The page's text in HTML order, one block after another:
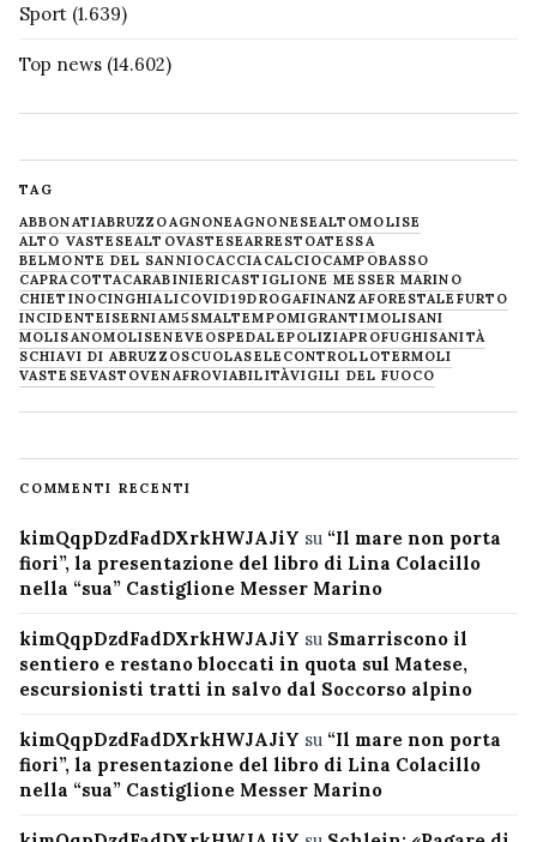
Sport (1.639)
Top news (14.602)
TAG
ABBONATIABRUZZOAGNONEAGNONESEALTOMOLISE
ALTO VASTESEALTOVASTESEARRESTOATESSA
BELMONTE DEL SANNIOCACCIACALCIOCAMPOBASSO
CAPRACOTTACARABINIERICASTIGLIONE MESSER MARINO
CHIETINOCINGHIALICOVID19DROGAFINANZAFORESTALE FURTO
INCIDENTEISERNIAM5SMALTEMPOMIGRANTIMOLISANI
MOLISANOMOLISENEVE OSPEDALEPOLIZIAPROFUGHISANITÀ
SCHIAVI DI ABRUZZOSCUOLASELECONTROLLOTERMOLI
VASTESEVASTOVENAFROVIABILITÀVIGILI DEL FUOCO
COMMENTI RECENTI
kimQqpDzdFadDXrkHWJAJiY su “Il mare non porta
fiori”, la presentazione del libro di Lina Colacillo
nella “sua” Castiglione Messer Marino
kimQqpDzdFadDXrkHWJAJiY su Smarriscono il
sentiero e restano bloccati in quota sul Matese,
escursionisti tratti in salvo dal Soccorso alpino
kimQqpDzdFadDXrkHWJAJiY su “Il mare non porta
fiori”, la presentazione del libro di Lina Colacillo
nella “sua” Castiglione Messer Marino